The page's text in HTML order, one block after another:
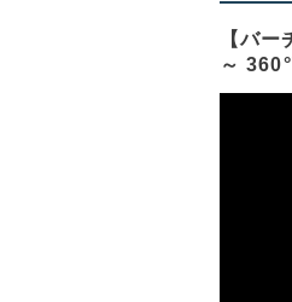
【バ
～